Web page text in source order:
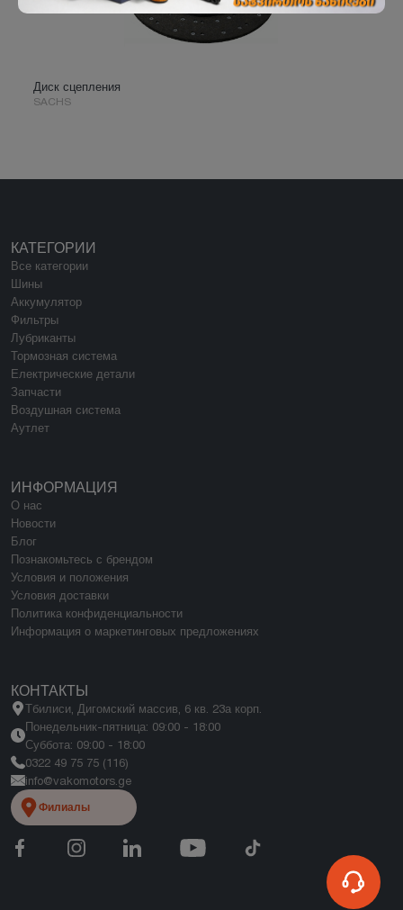
Диск сцепления
SACHS
КАТЕГОРИИ
Все категории
Шины
Аккумулятор
Фильтры
Лубриканты
Тормозная система
Електрические детали
Запчасти
Воздушная система
Аутлет
ИНФОРМАЦИЯ
О нас
Новости
Блог
Познакомьтесь с брендом
Условия и положения
Условия доставки
Политика конфиденциальности
Информация о маркетинговых предложениях
КОНТАКТЫ
Тбилиси, Дигомский массив, 6 кв. 23а корп.
Понедельник-пятница: 09:00 - 18:00
Суббота: 09:00 - 18:00
0322 49 75 75 (116)
info@vakomotors.ge
Филиалы